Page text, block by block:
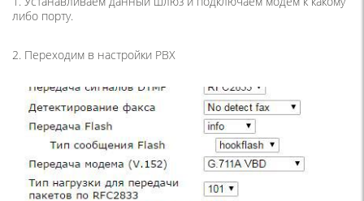
либо порту.
2. Переходим в настройки PBX